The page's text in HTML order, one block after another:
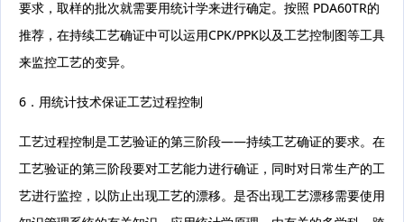
要求，取样的批次就需要用统计学来进行确定。按照 PDA60TR的
推荐，在持续工艺确证中可以运用CPK/PPK以及工艺控制图等工具
来监控工艺的变异。
6．用统计技术保证工艺过程控制
工艺过程控制是工艺验证的第三阶段——持续工艺确证的要求。在
工艺验证的第三阶段要对工艺能力进行确证，同时对日常生产的工
艺进行监控，以防止出现工艺的漂移。是否出现工艺漂移需要使用